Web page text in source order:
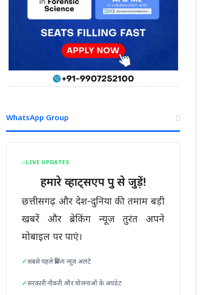
WhatsApp Group
LIVE UPDATES
हमारे व्हाट्सएप ग्रुप से जुड़ें!
छत्तीसगढ़ और देश-दुनिया की तमाम बड़ी
खबरें और ब्रेकिंग न्यूज़ तुरंत अपने
मोबाइल पर पाएं।
सबसे पहले ब्रेकिंग न्यूज़ अलर्ट
सरकारी नौकरी और योजनाओं के अपडेट